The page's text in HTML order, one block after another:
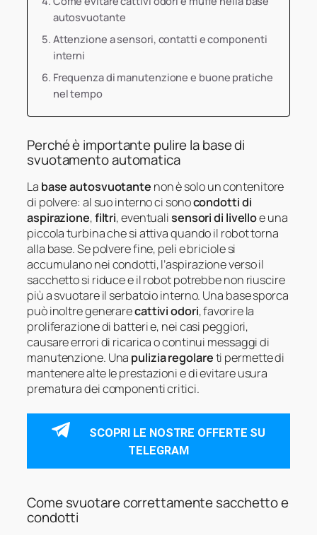
autosvuotante
Attenzione a sensori, contatti e componenti
interni
Frequenza di manutenzione e buone pratiche
nel tempo
Perché è importante pulire la base di
svuotamento automatica
La base autosvuotante non è solo un contenitore
di polvere: al suo interno ci sonocondotti di
aspirazione,filtri, eventualisensori di livelloe una
piccola turbina che si attiva quando il robot torna
alla base. Se polvere fine, peli e briciole si
accumulano nei condotti, l’aspirazione verso il
sacchetto si riduce e il robot potrebbe non riuscire
più a svuotare il serbatoio interno. Una base sporca
può inoltre generarecattivi odori, favorire la
proliferazione di batteri e, nei casi peggiori,
causare errori di ricarica o continui messaggi di
manutenzione. Una pulizia regolareti permette di
mantenere alte le prestazioni e di evitare usura
prematura dei componenti critici.
SCOPRI LE NOSTRE OFFERTE SU
TELEGRAM
Come svuotare correttamente sacchetto e
condotti